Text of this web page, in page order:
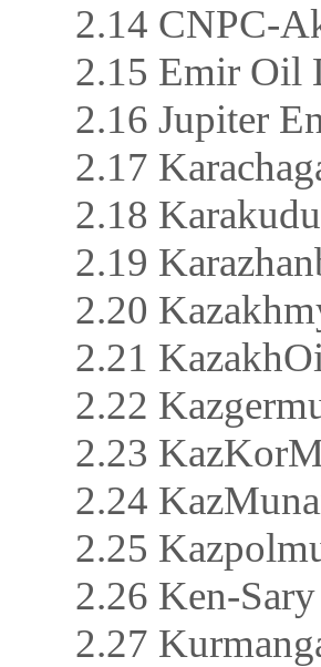
2.14 CNPC-
2.15 Emir Oil
2.16 Jupiter
2.17
2.18
2.19
2.20
2.21
2.22
2.23
2.24
2.25
2.26 Ken-
2.27